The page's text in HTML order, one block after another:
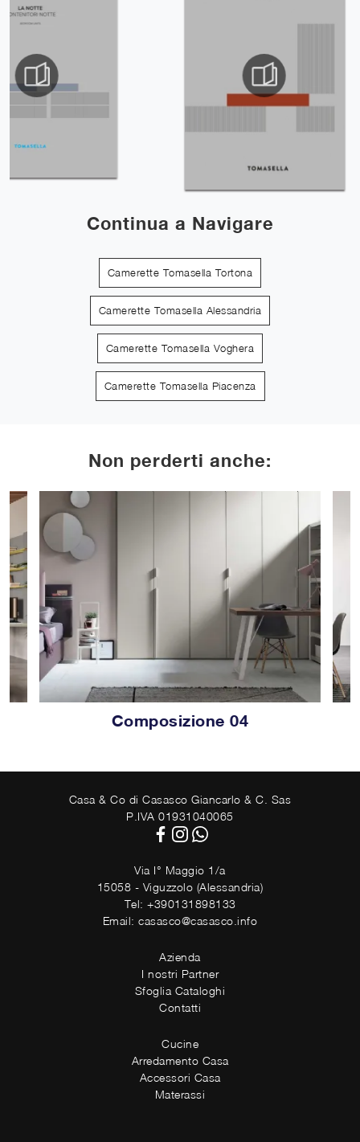
Continua a Navigare
Camerette Tomasella Tortona
Camerette Tomasella Alessandria
Camerette Tomasella Voghera
Camerette Tomasella Piacenza
Non perderti anche:
Composizione 04
Casa & Co di Casasco Giancarlo & C. Sas
P.IVA 01931040065
Via I° Maggio 1/a
15058 - Viguzzolo (Alessandria)
Tel: +390131898133
Email: casasco@casasco.info
Azienda
I nostri Partner
Sfoglia Cataloghi
Contatti
Cucine
Arredamento Casa
Accessori Casa
Materassi